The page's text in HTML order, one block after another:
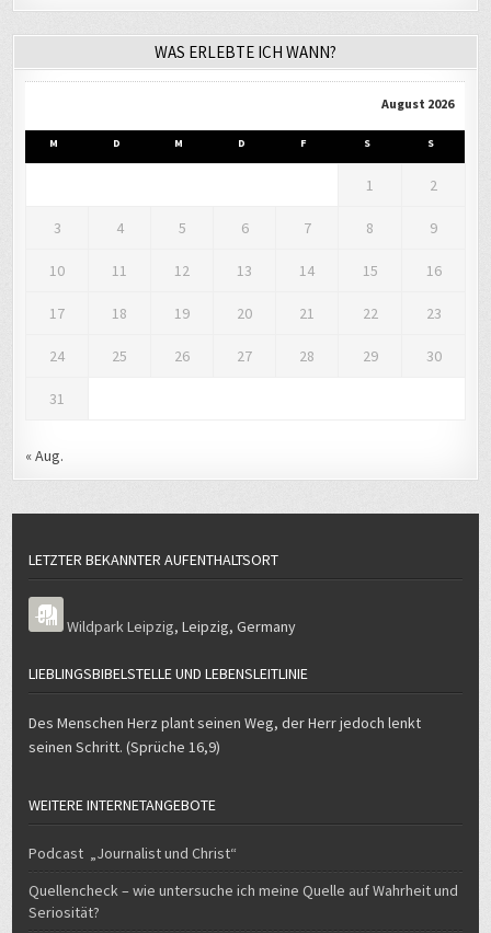
WAS ERLEBTE ICH WANN?
August 2026
M D M D F S S
1 2
3 4 5 6 7 8 9
10 11 12 13 14 15 16
17 18 19 20 21 22 23
24 25 26 27 28 29 30
31
« Aug.
LETZTER BEKANNTER AUFENTHALTSORT
Wildpark Leipzig,Leipzig,Germany
LIEBLINGSBIBELSTELLE UND LEBENSLEITLINIE
Des Menschen Herz plant seinen Weg, der Herr jedoch lenkt
seinen Schritt. (Sprüche 16,9)
WEITERE INTERNETANGEBOTE
Podcast „Journalist und Christ“
Quellencheck – wie untersuche ich meine Quelle auf Wahrheit und
Seriosität?